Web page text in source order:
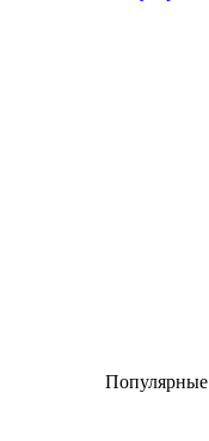
Популярные